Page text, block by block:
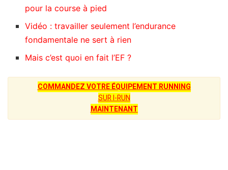
pour la course à pied
Vidéo : travailler seulement l’endurance
fondamentale ne sert à rien
Mais c’est quoi en fait l’EF ?
COMMANDEZ VOTRE ÉQUIPEMENT RUNNING
SUR I-RUN
MAINTENANT